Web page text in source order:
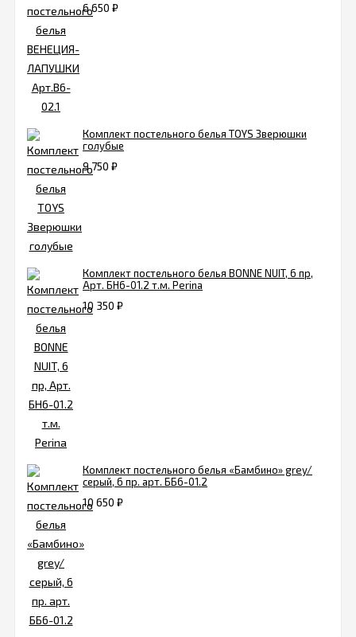
6 650 ₽
Комплект постельного белья TOYS Зверюшки
голубые
9 750 ₽
Комплект постельного белья BONNE NUIT, 6 пр,
Арт. БН6-01.2 т.м. Perina
10 350 ₽
Комплект постельного белья «Бамбино» grey/
серый, 6 пр. арт. ББ6-01.2
10 650 ₽